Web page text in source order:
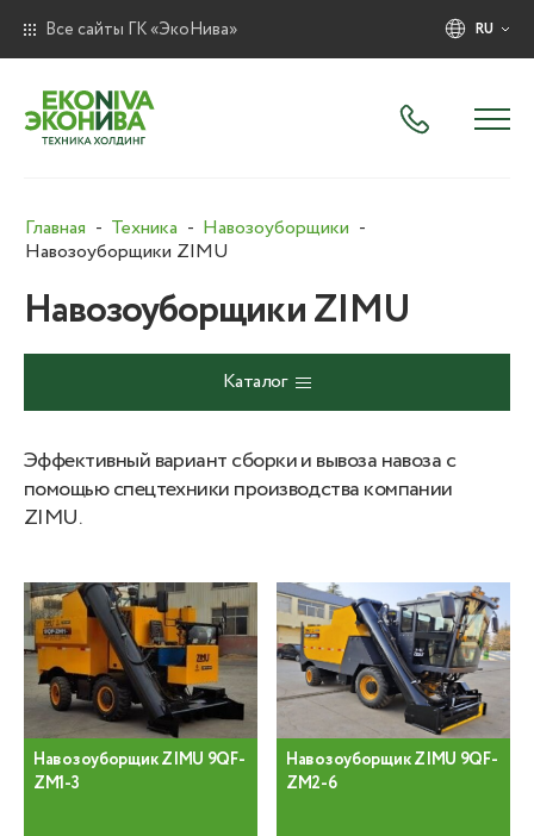
Все сайты ГК «ЭкоНива» RU
Главная Техника
Навозоуборщики
Навозоуборщики ZIMU
Навозоуборщики ZIMU
Каталог
Эффективный вариант сборки и вывоза навоза с
помощью спецтехники производства компании
ZIMU.
Навозоуборщик ZIMU 9QF-
ZM1-3
Навозоуборщик ZIMU 9QF-
ZM2-6